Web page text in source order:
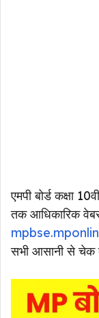
एमपी बोर्ड कक्षा
तक आधिकारिक
mpbse.mp
सभी आसानी से